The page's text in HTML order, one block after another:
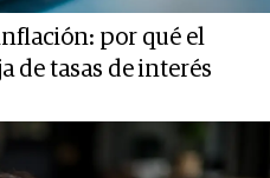
por qué el
de tasas de interés